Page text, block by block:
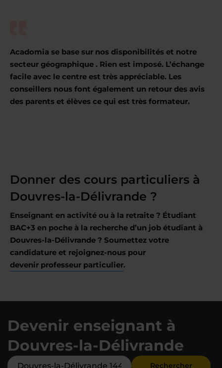
Acadomia se base sur nos disponibilités et notre
secteur géographique . Rien est imposé. L’échange
facile avec le centre est très appréciable. Les
conseillers nous font également un retour des avis
des parents et élèves ce qui est très formateur.
Donner des cours particuliers à
Douvres-la-Délivrande ?
Enseignant en activité ou à la retraite ? Étudiant
BAC+3 en poche à la recherche d’un job étudiant à
Douvres-la-Délivrande ? Soumettez votre
candidature et rejoignez-nous pour
devenir professeur particulier.
Devenir enseignant à
Douvres-la-Délivrande
Rechercher